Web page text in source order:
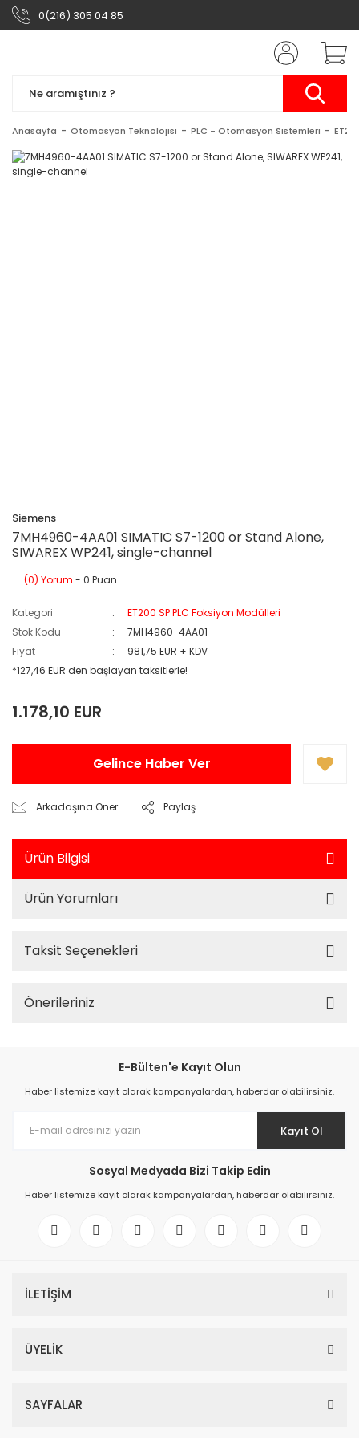
0(216) 305 04 85
Anasayfa Otomasyon Teknolojisi PLC - Otomasyon Sistemleri
Siemens
7MH4960-4AA01 SIMATIC S7-1200 or Stand Alone,
SIWAREX WP241, single-channel
(0) Yorum - 0 Puan
Kategori
ET200 SP PLC Foksiyon Modülleri
Stok Kodu
7MH4960-4AA01
Fiyat
981,75 EUR + KDV
*127,46 EUR den başlayan taksitlerle!
1.178,10 EUR
Gelince Haber Ver
Arkadaşına Öner Paylaş
Ürün Bilgisi
Ürün Yorumları
Taksit Seçenekleri
Önerileriniz
E-Bülten'e Kayıt Olun
Haber listemize kayıt olarak kampanyalardan, haberdar olabilirsiniz.
Kayıt Ol
Sosyal Medyada Bizi Takip Edin
Haber listemize kayıt olarak kampanyalardan, haberdar olabilirsiniz.
İLETİŞİM
ÜYELİK
SAYFALAR